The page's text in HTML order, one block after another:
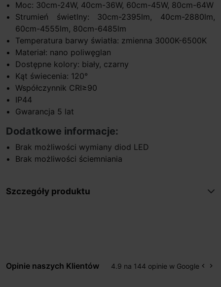
Moc: 30cm-24W, 40cm-36W, 60cm-45W, 80cm-64W
Strumień świetlny: 30cm-2395lm, 40cm-2880lm,
60cm-4555lm, 80cm-6485lm
Temperatura barwy światła: zmienna 3000K-6500K
Materiał: nano poliwęglan
Dostępne kolory: biały, czarny
Kąt świecenia: 120°
Współczynnik CRI≥90
IP44
Gwarancja 5 lat
Dodatkowe informacje:
Brak możliwości wymiany diod LED
Brak możliwości ściemniania
Szczegóły produktu
Opinie naszych Klientów 4.9 na 144 opinie w Google keyboard_arrow_left keyboard_arrow_right